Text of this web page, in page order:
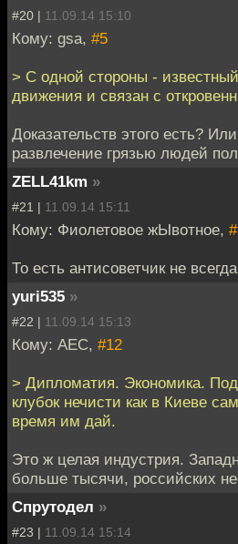
#20 | 11.09.14 15:10
Кому: gsa, #5
> С одной стороны -
движения и связан с
Доказательств этого есть?
развлечение грязью людей
ZELL41km »
#21 | 11.09.14 15:11
Кому: Фиолетовое жЫвотное,
То есть антисоветчик не
yuri535 »
#22 | 11.09.14 15:13
Кому: АЕС, #12
> Дипломатия. Экономика.
клубок нечисти как в Киеве
время им дай.
Это ж целая индустрия.
больше тысячи, российских
Спрутодел »
#23 | 11.09.14 15:14